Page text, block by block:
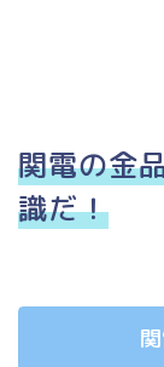
関電の金
識だ！